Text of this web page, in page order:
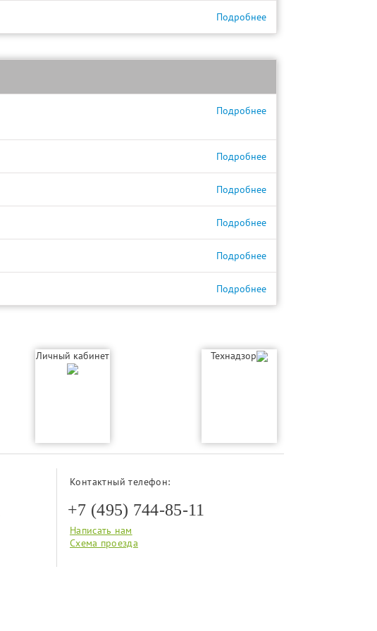
Подробнее
Подробнее
Подробнее
Подробнее
Подробнее
Подробнее
Подробнее
Личный кабинет Технадзор
Контактный телефон:
+7 (495) 744-85-11
Написать нам
Схема проезда